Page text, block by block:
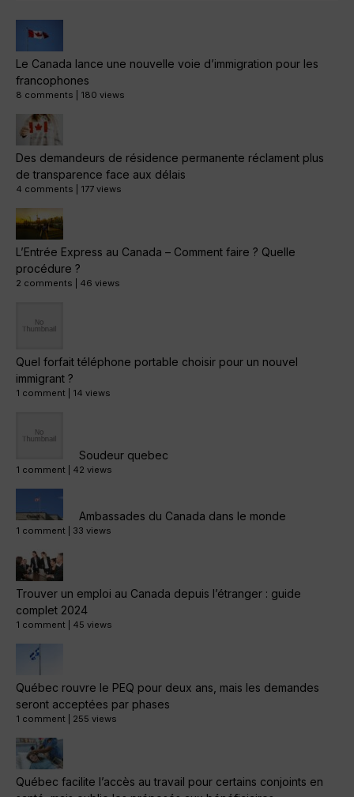
Le Canada lance une nouvelle voie d’immigration pour les
francophones
8 comments 180 views
Des demandeurs de résidence permanente réclament plus
de transparence face aux délais
4 comments 177 views
L’Entrée Express au Canada – Comment faire ? Quelle
procédure ?
2 comments 46 views
Quel forfait téléphone portable choisir pour un nouvel
immigrant ?
1 comment 14 views
Soudeur quebec
1 comment 42 views
Ambassades du Canada dans le monde
1 comment 33 views
Trouver un emploi au Canada depuis l’étranger : guide
complet 2024
1 comment 45 views
Québec rouvre le PEQ pour deux ans, mais les demandes
seront acceptées par phases
1 comment 255 views
Québec facilite l’accès au travail pour certains conjoints en